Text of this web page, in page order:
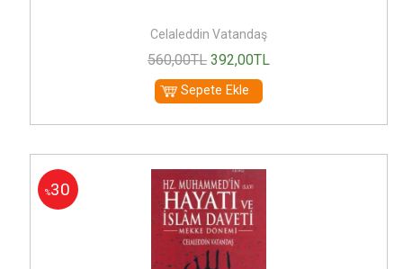
Celaleddin Vatandaş
560,00TL 392,00TL
Sepete Ekle
%30